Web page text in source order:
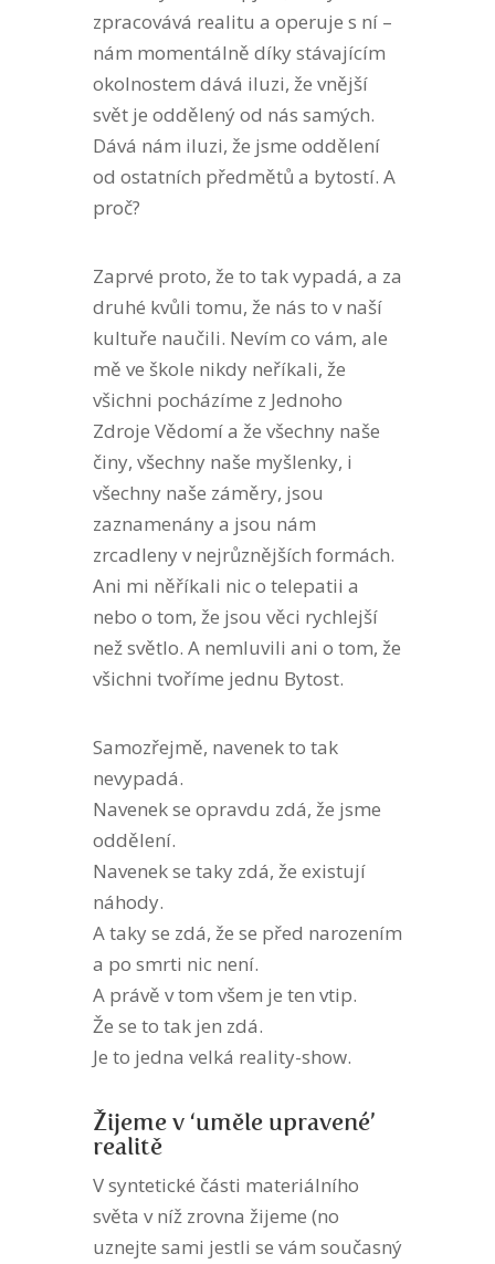
zpracovává realitu a operuje s ní –
nám momentálně díky stávajícím
okolnostem dává iluzi, že vnější
svět je oddělený od nás samých.
Dává nám iluzi, že jsme oddělení
od ostatních předmětů a bytostí. A
proč?
Zaprvé proto, že to tak vypadá, a za
druhé kvůli tomu, že nás to v naší
kultuře naučili. Nevím co vám, ale
mě ve škole nikdy neříkali, že
všichni pocházíme z Jednoho
Zdroje Vědomí a že všechny naše
činy, všechny naše myšlenky, i
všechny naše záměry, jsou
zaznamenány a jsou nám
zrcadleny v nejrůznějších formách.
Ani mi něříkali nic o telepatii a
nebo o tom, že jsou věci rychlejší
než světlo. A nemluvili ani o tom, že
všichni tvoříme jednu Bytost.
Samozřejmě, navenek to tak
nevypadá.
Navenek se opravdu zdá, že jsme
oddělení.
Navenek se taky zdá, že existují
náhody.
A taky se zdá, že se před narozením
a po smrti nic není.
A právě v tom všem je ten vtip.
Že se to tak jen zdá.
Je to jedna velká reality-show.
Žijeme v ‘uměle upravené’
realitě
V syntetické části materiálního
světa v níž zrovna žijeme (no
uznejte sami jestli se vám současný